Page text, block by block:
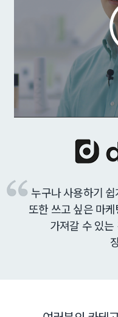
누구나 사용하기
또한 쓰고 싶은 마
가져갈 수 있